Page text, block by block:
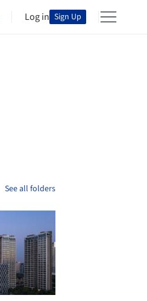
Log in Sign Up
See all folders